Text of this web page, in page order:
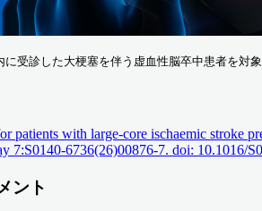
診した大梗塞を伴う虚血性脳卒中患者を対
patients with large-core ischaemic stroke
7:S0140-6736(26)00876-7. doi: 10.1016/
ント